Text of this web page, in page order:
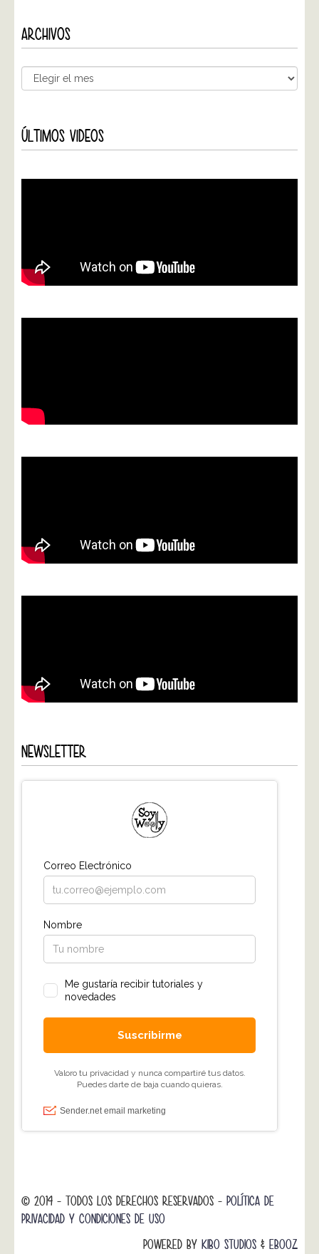
ARCHIVOS
ÚLTIMOS VIDEOS
NEWSLETTER
© 2014 - TODOS LOS DERECHOS RESERVADOS - POLÍTICA DE
PRIVACIDAD Y CONDICIONES DE USO
POWERED BY KIBO STUDIOS & EBOOZ